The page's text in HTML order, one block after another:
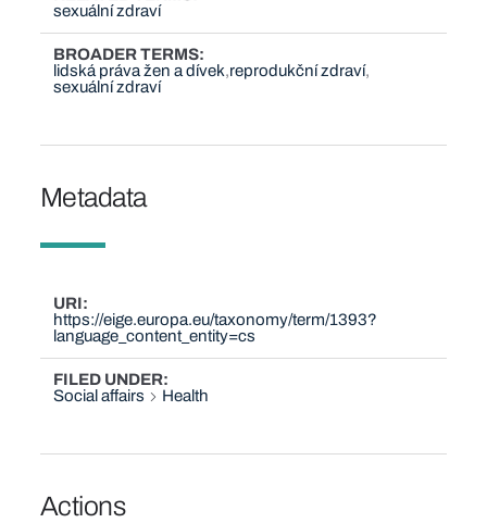
sexuální zdraví
BROADER TERMS
lidská práva žen a dívek reprodukční zdraví
sexuální zdraví
Metadata
URI
https://eige.europa.eu/taxonomy/term/1393?
language_content_entity=cs
FILED UNDER
Social affairs
Health
Actions